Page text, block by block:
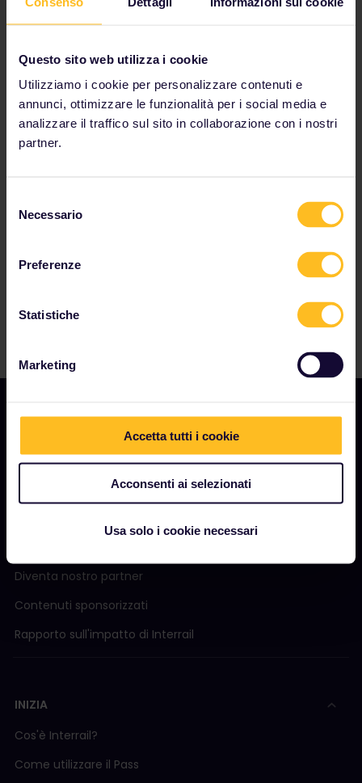
Questo sito web utilizza i cookie
Utilizziamo i cookie per personalizzare contenuti e
annunci, ottimizzare le funzionalità per i social media e
analizzare il traffico sul sito in collaborazione con i nostri
partner.
delNecessario
Preferenze
Statistiche
Marketing
Accetta tutti i cookie
Acconsenti ai selezionati
Usa solo i cookie necessari
View map of European rail network
Read about making reservations
Book your hostel accommodation
Get discounts with your Pass
AZIENDA
Diventa nostro partner
Contenuti sponsorizzati
Rapporto sull'impatto di Interrail
INIZIA
Cos'è Interrail?
Come utilizzare il Pass